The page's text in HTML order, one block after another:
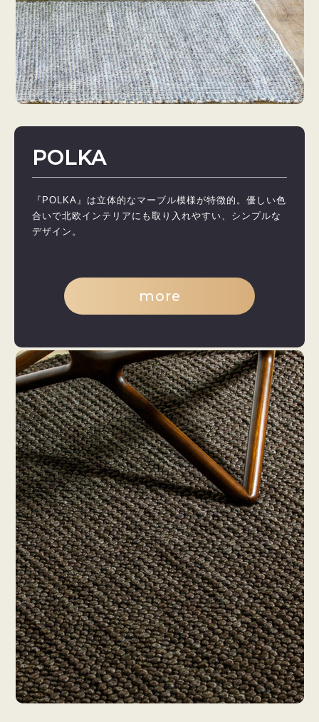
POLKA
『POLKA』は立体的なマーブル模様が特徴的。優しい色
合いで北欧インテリアにも取り入れやすい、シンプルな
デザイン。
more